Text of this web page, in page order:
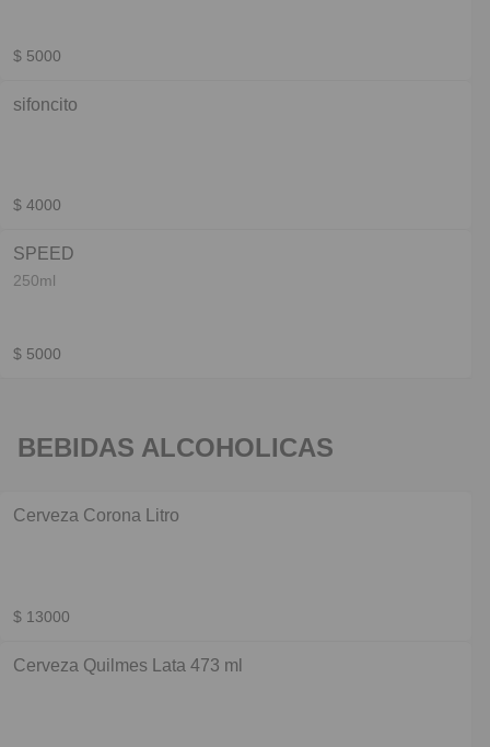
$ 5000
sifoncito
$ 4000
SPEED
250ml
$ 5000
BEBIDAS ALCOHOLICAS
Cerveza Corona Litro
$ 13000
Cerveza Quilmes Lata 473 ml